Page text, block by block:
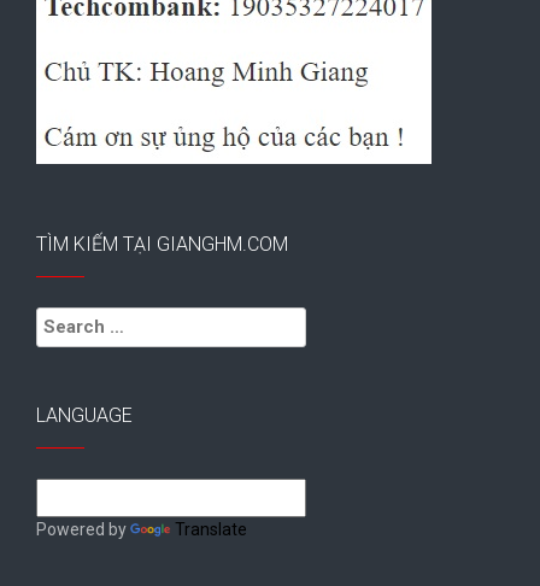
TÌM KIẾM TẠI GIANGHM.COM
Search
for:
LANGUAGE
Powered by Translate